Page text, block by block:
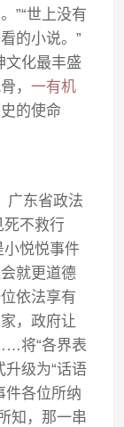
”“世上没有
的小说。”
文化最丰盛
，一有机
的使命
广东省政法
死不救行
小悦悦事件
就更道德
依法享有
，政府让
将“各界表
升级为“话语
件各位所纳
知，那一串